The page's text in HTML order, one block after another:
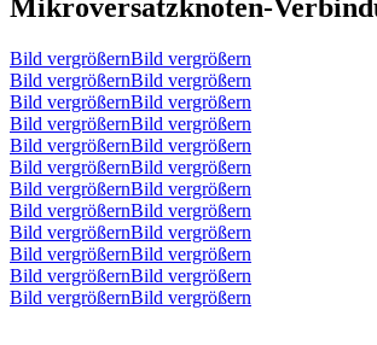
Mikroversatzknoten-
Bild vergrößernBild vergrößern
Bild vergrößernBild vergrößern
Bild vergrößernBild vergrößern
Bild vergrößernBild vergrößern
Bild vergrößernBild vergrößern
Bild vergrößernBild vergrößern
Bild vergrößernBild vergrößern
Bild vergrößernBild vergrößern
Bild vergrößernBild vergrößern
Bild vergrößernBild vergrößern
Bild vergrößernBild vergrößern
Bild vergrößernBild vergrößern